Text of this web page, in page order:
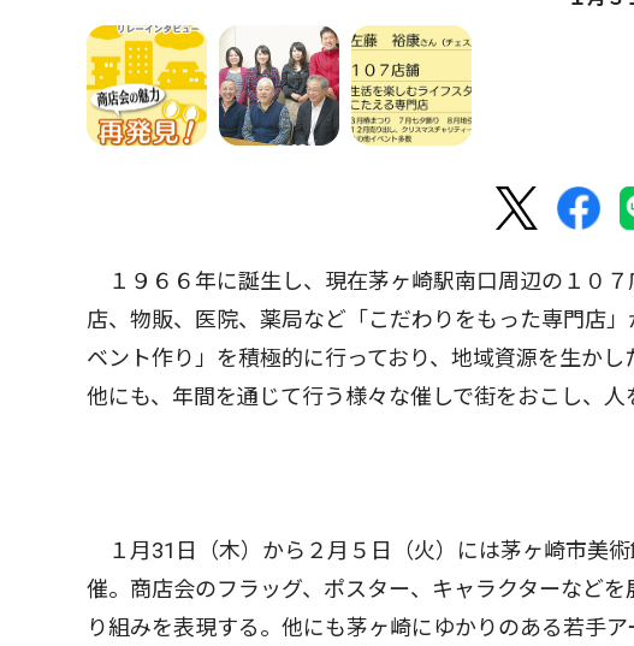
１９６６年に誕生し、現在茅ヶ崎駅南口周辺の１０
店、物販、医院、薬局など「こだわりをもった専門店
ベント作り」を積極的に行っており、地域資源を生か
他にも、年間を通じて行う様々な催しで街をおこし、人
１月31日（木）から２月５日（火）には茅ヶ崎市美
催。商店会のフラッグ、ポスター、キャラクターなど
り組みを表現する。他にも茅ヶ崎にゆかりのある若手